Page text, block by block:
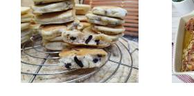
Panquecas
com Oreo